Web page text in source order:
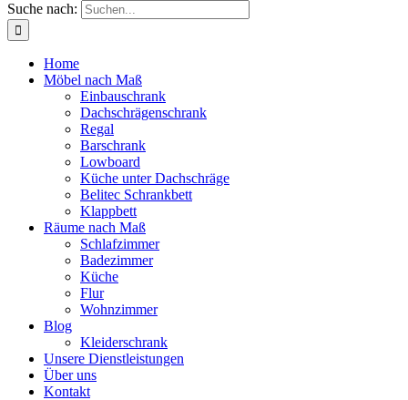
Suche nach:
Home
Möbel nach Maß
Einbauschrank
Dachschrägenschrank
Regal
Barschrank
Lowboard
Küche unter Dachschräge
Belitec Schrankbett
Klappbett
Räume nach Maß
Schlafzimmer
Badezimmer
Küche
Flur
Wohnzimmer
Blog
Kleiderschrank
Unsere Dienstleistungen
Über uns
Kontakt